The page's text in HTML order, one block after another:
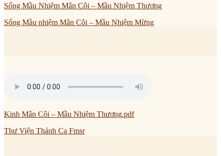
Sống Mầu Nhiệm Mân Côi – Mầu Nhiệm Thương
Sống Mầu nhiệm Mân Côi – Mầu Nhiệm Mừng
Kinh Mân Côi – Mầu Nhiệm Thương.pdf
Thư Viện Thánh Ca Fmsr